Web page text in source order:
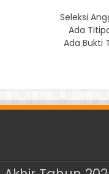
Seleksi
Ada
Ada Bukti